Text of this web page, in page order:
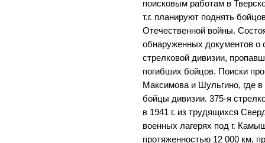
поисковым работам в
т.г. планируют поднять
Отечественной войны.
обнаруженных документов о
стрелковой дивизии,
погибших бойцов. Поиски
Максимова и Шульгино, где в
бойцы дивизии. 375-я
в 1941 г. из трудящихся
военных лагерях под г.
протяженностью 12 000 км,